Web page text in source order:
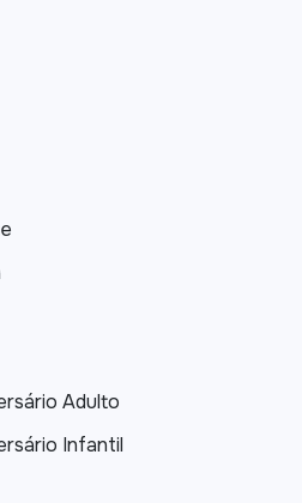
Adulto
Infantil